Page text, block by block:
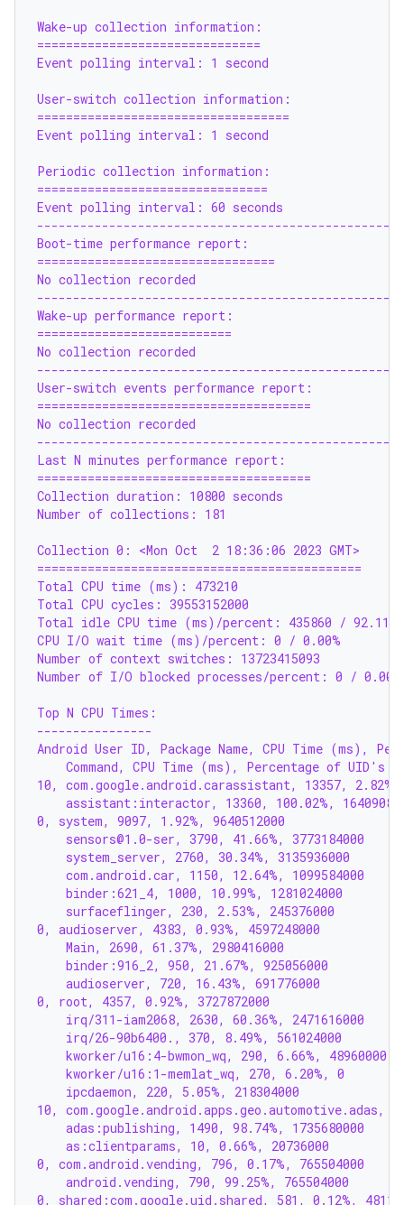
Wake-up collection information:
===============================
Event polling interval: 1 second
User-switch collection information:
===================================
Event polling interval: 1 second
Periodic collection information:
================================
Event polling interval: 60 seconds
Boot-time performance report:
=================================
No collection recorded
Wake-up performance report:
===========================
No collection recorded
User-switch events performance report:
======================================
No collection recorded
Last N minutes performance report:
======================================
Collection duration: 10800 seconds
Number of collections: 181
Collection 0: <Mon Oct  2 18:36:06 2023 GMT>
=============================================
Total CPU time (ms): 473210
Total CPU cycles: 39553152000
Total idle CPU time (ms)/percent: 435860 / 92.11%
CPU I/O wait time (ms)/percent: 0 / 0.00%
Number of context switches: 13723415093
Number of I/O blocked processes/percent: 0 / 0.00%
Top N CPU Times:
----------------
Android User ID, Package Name, CPU Time (ms),
Command, CPU Time (ms), Percentage of UID's
10, com.google.android.carassistant, 13357, 2.82%,
assistant:interactor, 13360, 100.02%,
0, system, 9097, 1.92%, 9640512000
    sensors@1.0-ser, 3790, 41.66%, 3773184000
    system_server, 2760, 30.34%, 3135936000
    com.android.car, 1150, 12.64%, 1099584000
    binder:621_4, 1000, 10.99%, 1281024000
    surfaceflinger, 230, 2.53%, 245376000
0, audioserver, 4383, 0.93%, 4597248000
    Main, 2690, 61.37%, 2980416000
    binder:916_2, 950, 21.67%, 925056000
    audioserver, 720, 16.43%, 691776000
0, root, 4357, 0.92%, 3727872000
    irq/311-iam2068, 2630, 60.36%, 2471616000
    irq/26-90b6400., 370, 8.49%, 561024000
    kworker/u16:4-bwmon_wq, 290, 6.66%, 48960000
    kworker/u16:1-memlat_wq, 270, 6.20%, 0
    ipcdaemon, 220, 5.05%, 218304000
10, com.google.android.apps.geo.automotive.adas,
    adas:publishing, 1490, 98.74%, 1735680000
    as:clientparams, 10, 0.66%, 20736000
0, com.android.vending, 796, 0.17%, 765504000
    android.vending, 790, 99.25%, 765504000
0, shared:com.google.uid.shared, 581, 0.12%,